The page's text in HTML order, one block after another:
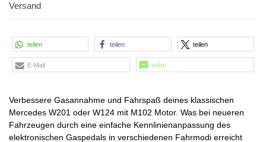
Versand
teilen teilen teilen
E-Mail teilen
Verbessere Gasannahme und Fahrspaß deines klassischen
Mercedes W201 oder W124 mit M102 Motor. Was bei neueren
Fahrzeugen durch eine einfache Kennlinienanpassung des
elektronischen Gaspedals in verschiedenen Fahrmodi erreicht